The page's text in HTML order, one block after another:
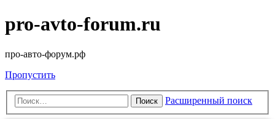
pro-avto-forum.ru
про-авто-форум.рф
Пропустить
Поиск Расширенный поиск